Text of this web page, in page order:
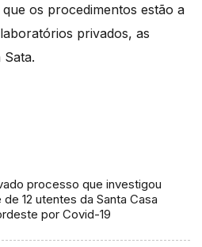
os procedimentos estão a
privados, as
Sata.
processo que investigou
12 utentes da Santa Casa
por Covid-19